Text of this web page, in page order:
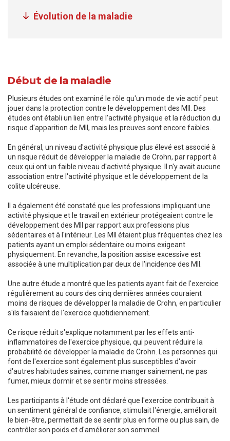
Évolution de la maladie
Début de la maladie
Plusieurs études ont examiné le rôle qu'un mode de vie actif peut
jouer dans la protection contre le développement des MII. Des
études ont établi un lien entre l'activité physique et la réduction du
risque d'apparition de MII, mais les preuves sont encore faibles.
En général, un niveau d'activité physique plus élevé est associé à
un risque réduit de développer la maladie de Crohn, par rapport à
ceux qui ont un faible niveau d'activité physique. Il n'y avait aucune
association entre l'activité physique et le développement de la
colite ulcéreuse.
Il a également été constaté que les professions impliquant une
activité physique et le travail en extérieur protégeaient contre le
développement des MII par rapport aux professions plus
sédentaires et à l'intérieur. Les MII étaient plus fréquentes chez les
patients ayant un emploi sédentaire ou moins exigeant
physiquement. En revanche, la position assise excessive est
associée à une multiplication par deux de l'incidence des MII.
Une autre étude a montré que les patients ayant fait de l'exercice
régulièrement au cours des cinq dernières années couraient
moins de risques de développer la maladie de Crohn, en particulier
s'ils faisaient de l'exercice quotidiennement.
Ce risque réduit s'explique notamment par les effets anti-
inflammatoires de l'exercice physique, qui peuvent réduire la
probabilité de développer la maladie de Crohn. Les personnes qui
font de l'exercice sont également plus susceptibles d'avoir
d'autres habitudes saines, comme manger sainement, ne pas
fumer, mieux dormir et se sentir moins stressées.
Les participants à l'étude ont déclaré que l'exercice contribuait à
un sentiment général de confiance, stimulait l'énergie, améliorait
le bien-être, permettait de se sentir plus en forme ou plus sain, de
contrôler son poids et d'améliorer son sommeil.